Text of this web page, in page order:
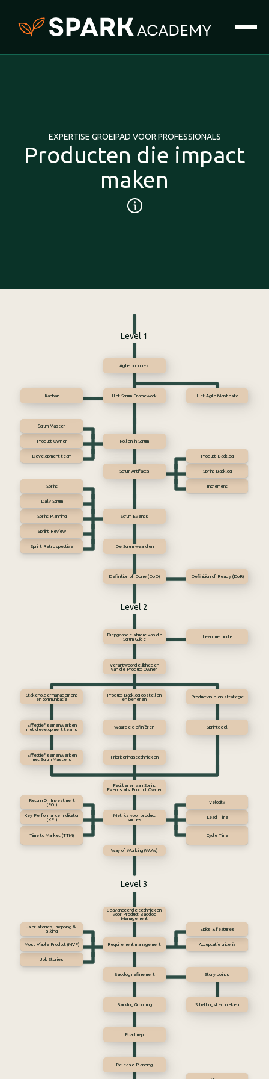
EXPERTISE GROEIPAD VOOR PROFESSIONALS
Producten die impact
maken
Level 1
Agile principes
Development team
Product Owner
Scrum Master
Het Agile Manifesto
Kanban Het Scrum Framework
Definition of Ready (DoR)
Definition of Done (DoD)
De Scrum waarden
Sprint Retrospective
Sprint Review
Sprint Planning
Daily Scrum
Sprint
Scrum Events
Increment
Sprint Backlog
Product Backlog
Scrum Artifacts
Rollen in Scrum
Level 2
Diepgaande studie van de
Scrum Guide
Lean methode
Product Backlog opstellen
en beheren
Productvisie en strategie
Verantwoordelijkheden
van de Product Owner
Stakeholdermanagement
en communicatie
Sprintdoel
Effectief samenwerken
met development teams
Effectief samenwerken
met Scrum Masters
Prioriteringstechnieken
Metrics voor product
succes
Way of Working (WoW)
Faciliteren van Sprint
Events als Product Owner
Waarde definiëren
Time to Market (TTM)
Key Performance Indicator
(KPI)
Return On Investment
(ROI)
Cycle Time
Lead Time
Velocity
Level 3
Geavanceerde technieken
voor Product Backlog
Management
Acceptatie criteria
Epics & features
Backlog refinement
Requirement management
Story points
Schattingstechnieken
Roadmap
Release Planning
Backlog Grooming
Job Stories
Most Viable Product (MVP)
User-stories, -mapping & -
slicing